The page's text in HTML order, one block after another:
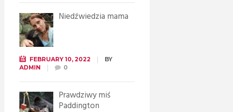
Niedźwiedzia mama
FEBRUARY 10, 2022
BY
ADMIN
0
Prawdziwy miś
Paddington